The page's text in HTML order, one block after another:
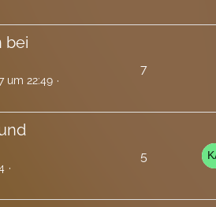
bei
um 22:49
7
5